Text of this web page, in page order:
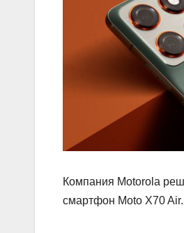
Компания Motorola
смартфон Moto X70